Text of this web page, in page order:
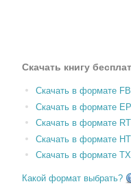
Скачать книгу
Скачать в формате
Скачать в формате
Скачать в формате
Скачать в формате
Скачать в формате
Какой формат выбрать?